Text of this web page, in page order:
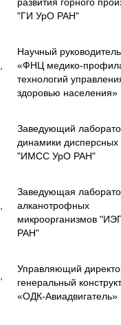
"ГИ УрО РАН"
Научный
«ФНЦ медико-
технологий
здоровью населения»
Заведующий
динамики дисперсных
"ИМСС УрО РАН"
Заведующая
алканотрофных
микроорганизмов
РАН"
Управляющий
генеральный
«ОДК-Авиадвигатель»